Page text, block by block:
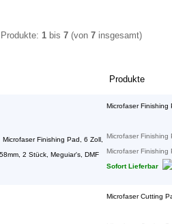
1 bis 7 (von 7 insgesamt)
Produkte
Microfaser Finishing
Microfaser
Microfaser Finishing
Sofort Lieferbar
Microfaser Cutting